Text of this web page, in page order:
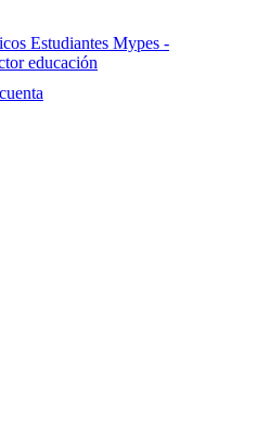
Estudiantes Mypes -
educación